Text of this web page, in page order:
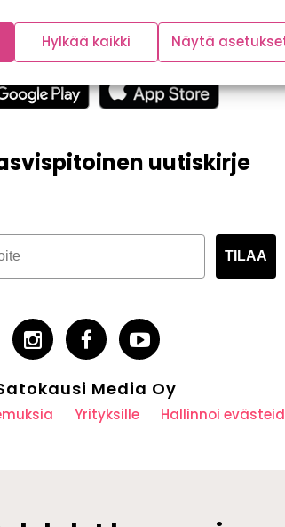
Hylkää kaikki Näytä
uutiskirje
TILAA
Media Oy
Yrityksille Hallinnoi